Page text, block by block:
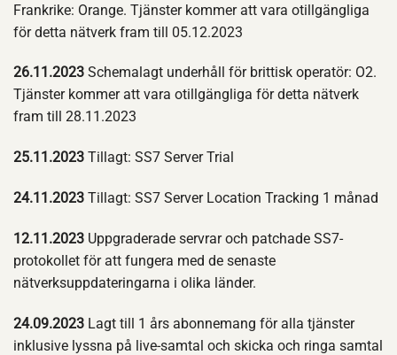
Frankrike: Orange. Tjänster kommer att vara otillgängliga
för detta nätverk fram till 05.12.2023
26.11.2023 Schemalagt underhåll för brittisk operatör: O2.
Tjänster kommer att vara otillgängliga för detta nätverk
fram till 28.11.2023
25.11.2023 Tillagt: SS7 Server Trial
24.11.2023 Tillagt: SS7 Server Location Tracking 1 månad
12.11.2023 Uppgraderade servrar och patchade SS7-
protokollet för att fungera med de senaste
nätverksuppdateringarna i olika länder.
24.09.2023 Lagt till 1 års abonnemang för alla tjänster
inklusive lyssna på live-samtal och skicka och ringa samtal